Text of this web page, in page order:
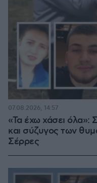
«Τα έχω χάσει όλα»:
και σύζυγος των
Σέρρες
07.08.2026, 14:57